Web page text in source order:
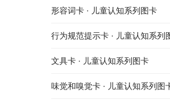
形容词卡 · 儿童认知系列图卡
行为规范提示卡 · 儿童认知系列
文具卡 · 儿童认知系列图卡
味觉和嗅觉卡 · 儿童认知系列图